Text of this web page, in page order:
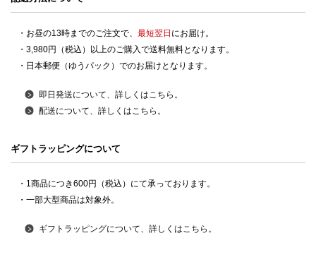
・お昼の13時までのご注文で、 最短翌日 にお届け。
・3,980円（税込）以上のご購入で送料無料となります。
・日本郵便（ゆうパック）でのお届けとなります。
即日発送について、詳しくはこちら。
配送について、詳しくはこちら。
ギフトラッピングについて
・1商品につき600円（税込）にて承っております。
・一部大型商品は対象外。
ギフトラッピングについて、詳しくはこちら。